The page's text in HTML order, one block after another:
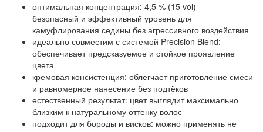
оптимальная концентрация: 4,5 % (15 vol) —
безопасный и эффективный уровень для
камуфлирования седины без агрессивного воздействия
идеально совместим с системой Precision Blend:
обеспечивает предсказуемое и стойкое проявление
цвета
кремовая консистенция: облегчает приготовление смеси
и равномерное нанесение без подтёков
естественный результат: цвет выглядит максимально
близким к натуральному оттенку волос
подходит для бороды и висков: можно применять не